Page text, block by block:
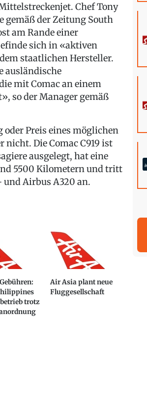
Chef Tony
gemäß der Zeitung South
am Rande einer
sich in «aktiven
staatlichen Hersteller.
ausländische
mit Comac an einem
so der Manager gemäß
oder Preis eines möglichen
nicht. Die Comac C919 ist
ausgelegt, hat eine
5500 Kilometern und tritt
und Airbus A320 an.
trotz
Air Asia plant neue
Fluggesellschaft